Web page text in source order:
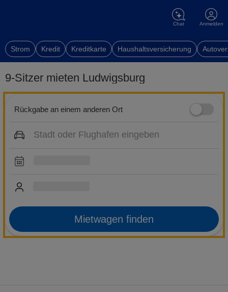
Chat Anmelden
Strom Kredit Kreditkarte Haushaltsversicherung
9-Sitzer mieten Ludwigsburg
Rückgabe an einem anderen Ort
Mietwagen finden